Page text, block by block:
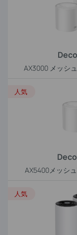
AX3000 メッシ
AX5400メッシ
人気
人気